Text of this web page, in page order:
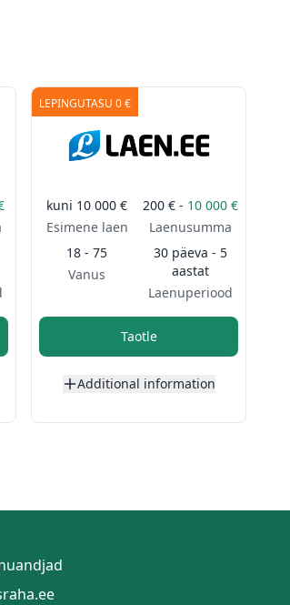
LEPINGUTASU 0 €
kuni 10 000 €
Esimene laen
200 € - 10 000 €
Laenusumma
18 - 75
Vanus
30 päeva - 5
aastat
Laenuperiood
Taotle
Additional information